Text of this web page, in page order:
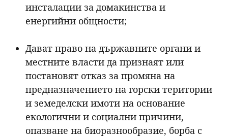
инсталации за домакинства и
енергийни общности;
Дават право на държавните органи и
местните власти да признаят или
постановят отказ за промяна на
предназначението на горски територии
и земеделски имоти на основание
екологични и социални причини,
опазване на биоразнообразие, борба с